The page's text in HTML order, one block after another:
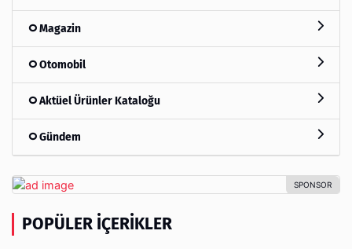
Magazin
Otomobil
Aktüel Ürünler Kataloğu
Gündem
POPÜLER İÇERIKLER